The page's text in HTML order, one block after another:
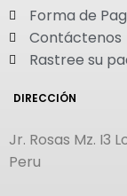
Forma de
Contáctenos
Rastree su
DIRECCIÓN
Jr. Rosas Mz. I3
Peru